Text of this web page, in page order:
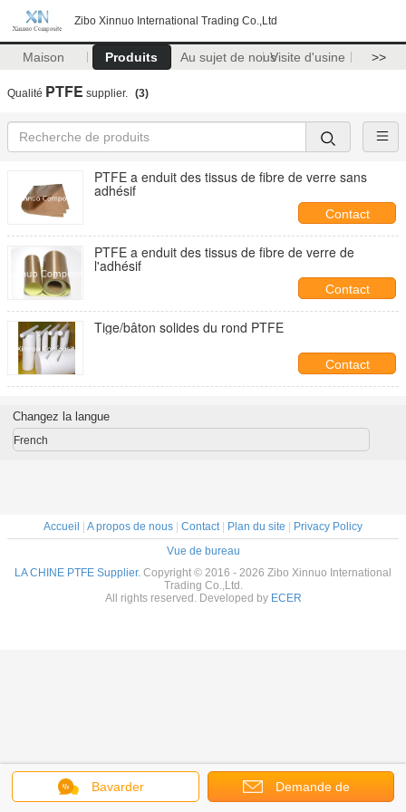
Zibo Xinnuo International Trading Co.,Ltd
Maison Produits Au sujet de nousVisite d'usine >>
Qualité PTFE supplier. (3)
PTFE a enduit des tissus de fibre de verre sans
adhésif
Contact
PTFE a enduit des tissus de fibre de verre de
l'adhésif
Contact
Tige/bâton solides du rond PTFE
Contact
Bavarder Demande de
Changez la langue
French
Accueil A propos de nous Contact| Plan du site
Privacy Policy
Vue de bureau
LA CHINE PTFE Supplier. Copyright © 2016 - 2026 Zibo Xinnuo International
Trading Co.,Ltd.
All rights reserved. Developed by ECER